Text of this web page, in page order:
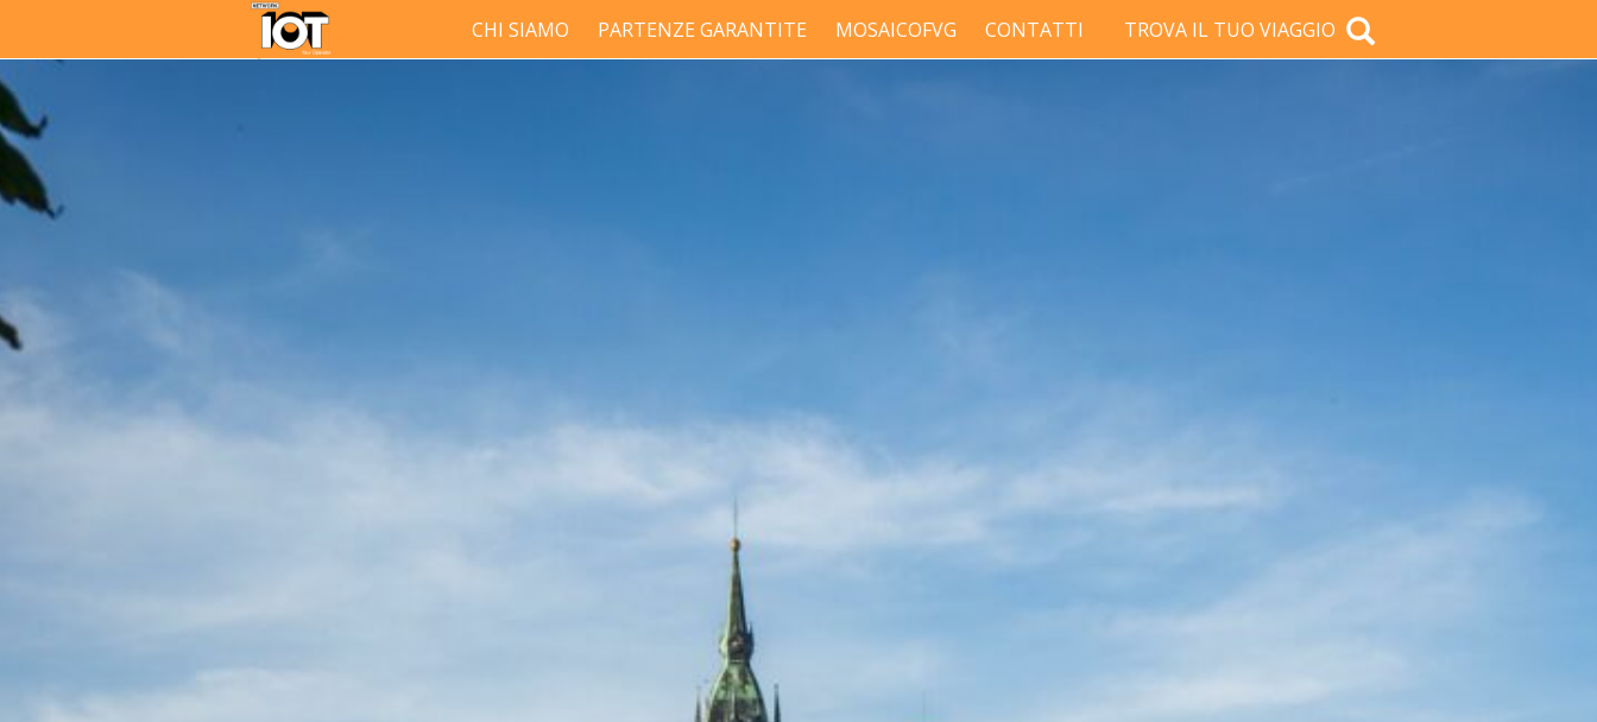
TROVA IL TUO VIAGGIO
CHI SIAMO PARTENZE GARANTITE MOSAICOFVG CONTATTI